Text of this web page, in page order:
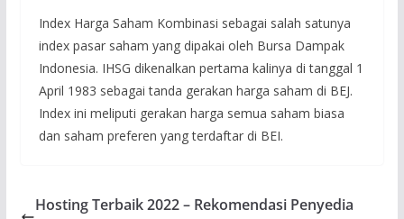
Index Harga Saham Kombinasi sebagai salah satunya
index pasar saham yang dipakai oleh Bursa Dampak
Indonesia. IHSG dikenalkan pertama kalinya di tanggal 1
April 1983 sebagai tanda gerakan harga saham di BEJ.
Index ini meliputi gerakan harga semua saham biasa
dan saham preferen yang terdaftar di BEI.
Hosting Terbaik 2022 – Rekomendasi Penyedia